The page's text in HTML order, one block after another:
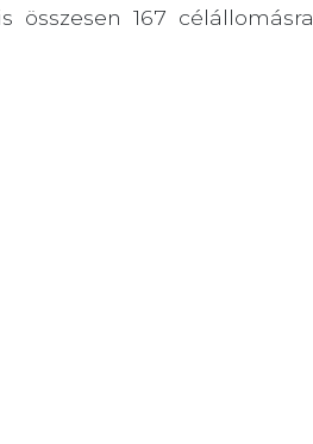
167 célállomásra